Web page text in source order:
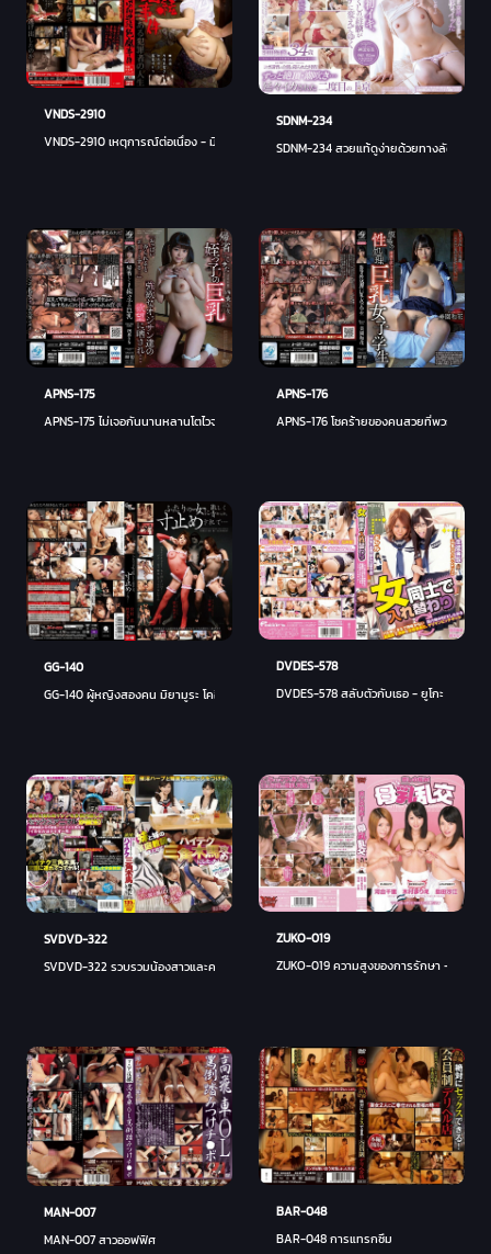
VNDS-2910
VNDS-2910 เหตุการณ์ต่อเนื่อง - มิจิโกะ อุจิมุระ
SDNM-234
SDNM-234 สวยแท้ดูง่ายด้วยทางลัด
APNS-175
APNS-175 ไม่เจอกันนานหลานโตไวจนจำไม่ได้ - ซานะ โยสึบะ
APNS-176
APNS-176 โชคร้ายของคนสวยที่พวกโรคจิต
GG-140
GG-140 ผู้หญิงสองคน มิยามูระ โคอิ
DVDES-578
DVDES-578 สลับตัวกับเธอ - ยูโกะ อันไซ (
SVDVD-322
SVDVD-322 รวบรวมน้องสาวและครูสอนพิเศษ
ZUKO-019
ZUKO-019 ความสูงของการรักษา - เซ ชิมา
MAN-007
MAN-007 สาวออฟฟิศ
BAR-048
BAR-048 การแทรกซึม